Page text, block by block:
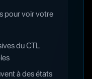
pour voir votre
du CTL
à des états